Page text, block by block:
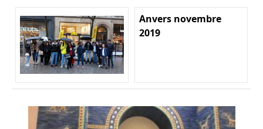
Anvers novembre
2019